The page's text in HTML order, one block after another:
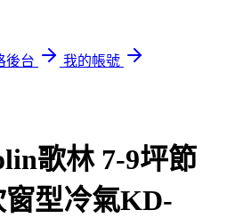
後台
我的帳號
歌林 7-9坪節
型冷氣KD-